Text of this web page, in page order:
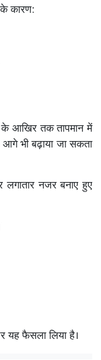
कारण:
के आखिर तक तापमान में
आगे भी बढ़ाया जा सकता
लगातार नजर बनाए हुए
यह फैसला लिया है।